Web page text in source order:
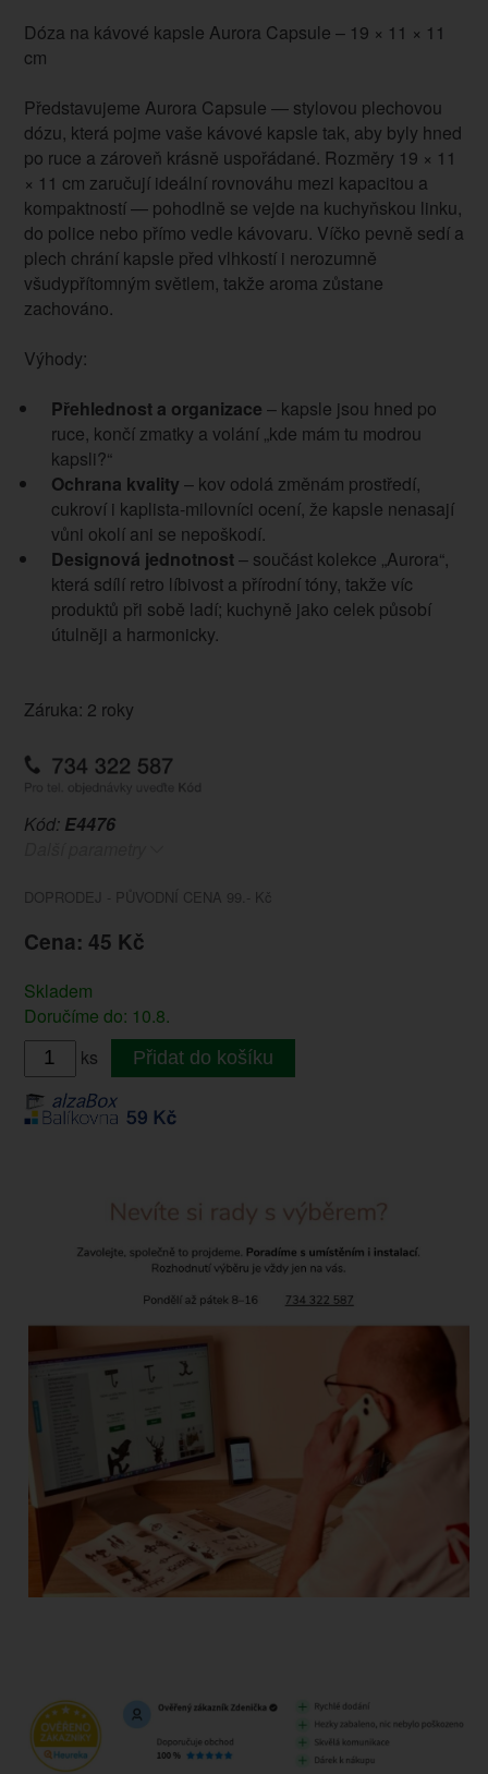
Dóza na kávové kapsle Aurora Capsule – 19 × 11 × 11
cm
Představujeme Aurora Capsule — stylovou plechovou
dózu, která pojme vaše kávové kapsle tak, aby byly hned
po ruce a zároveň krásně uspořádané. Rozměry 19 × 11
× 11 cm zaručují ideální rovnováhu mezi kapacitou a
kompaktností — pohodlně se vejde na kuchyňskou linku,
do police nebo přímo vedle kávovaru. Víčko pevně sedí a
plech chrání kapsle před vlhkostí i nerozumně
všudypřítomným světlem, takže aroma zůstane
zachováno.
Výhody:
Přehlednost a organizace – kapsle jsou hned po
ruce, končí zmatky a volání „kde mám tu modrou
kapsli?“
Ochrana kvality – kov odolá změnám prostředí,
cukroví i kaplista-milovníci ocení, že kapsle nenasají
vůni okolí ani se nepoškodí.
Designová jednotnost– součást kolekce „Aurora“,
která sdílí retro líbivost a přírodní tóny, takže víc
produktů při sobě ladí; kuchyně jako celek působí
útulněji a harmonicky.
Záruka: 2 roky
Kód: E4476
DOPRODEJ - PŮVODNÍ CENA 99.- Kč
Cena: 45 Kč
Skladem
Doručíme do: 10.8.
ks
Přidat do košíku